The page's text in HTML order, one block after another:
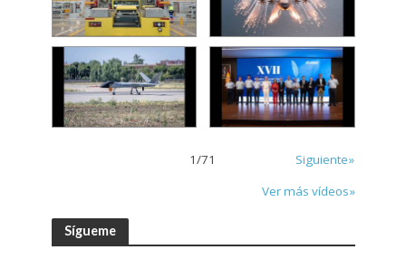
1/71
Siguiente»
Ver más vídeos»
Sígueme